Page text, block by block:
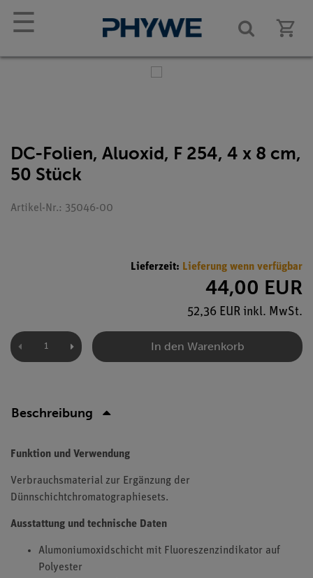
☰
DC-Folien, Aluoxid, F 254, 4 x 8 cm,
50 Stück
Artikel-Nr.: 35046-00
Lieferzeit: Lieferung wenn verfügbar
44,00 EUR
52,36 EUR inkl. MwSt.
In den Warenkorb
Beschreibung
Funktion und Verwendung
Verbrauchsmaterial zur Ergänzung der
Dünnschichtchromatographiesets.
Ausstattung und technische Daten
Alumoniumoxidschicht mit Fluoreszenzindikator auf
Polyester